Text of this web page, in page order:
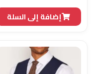
إضافة إلى السلة